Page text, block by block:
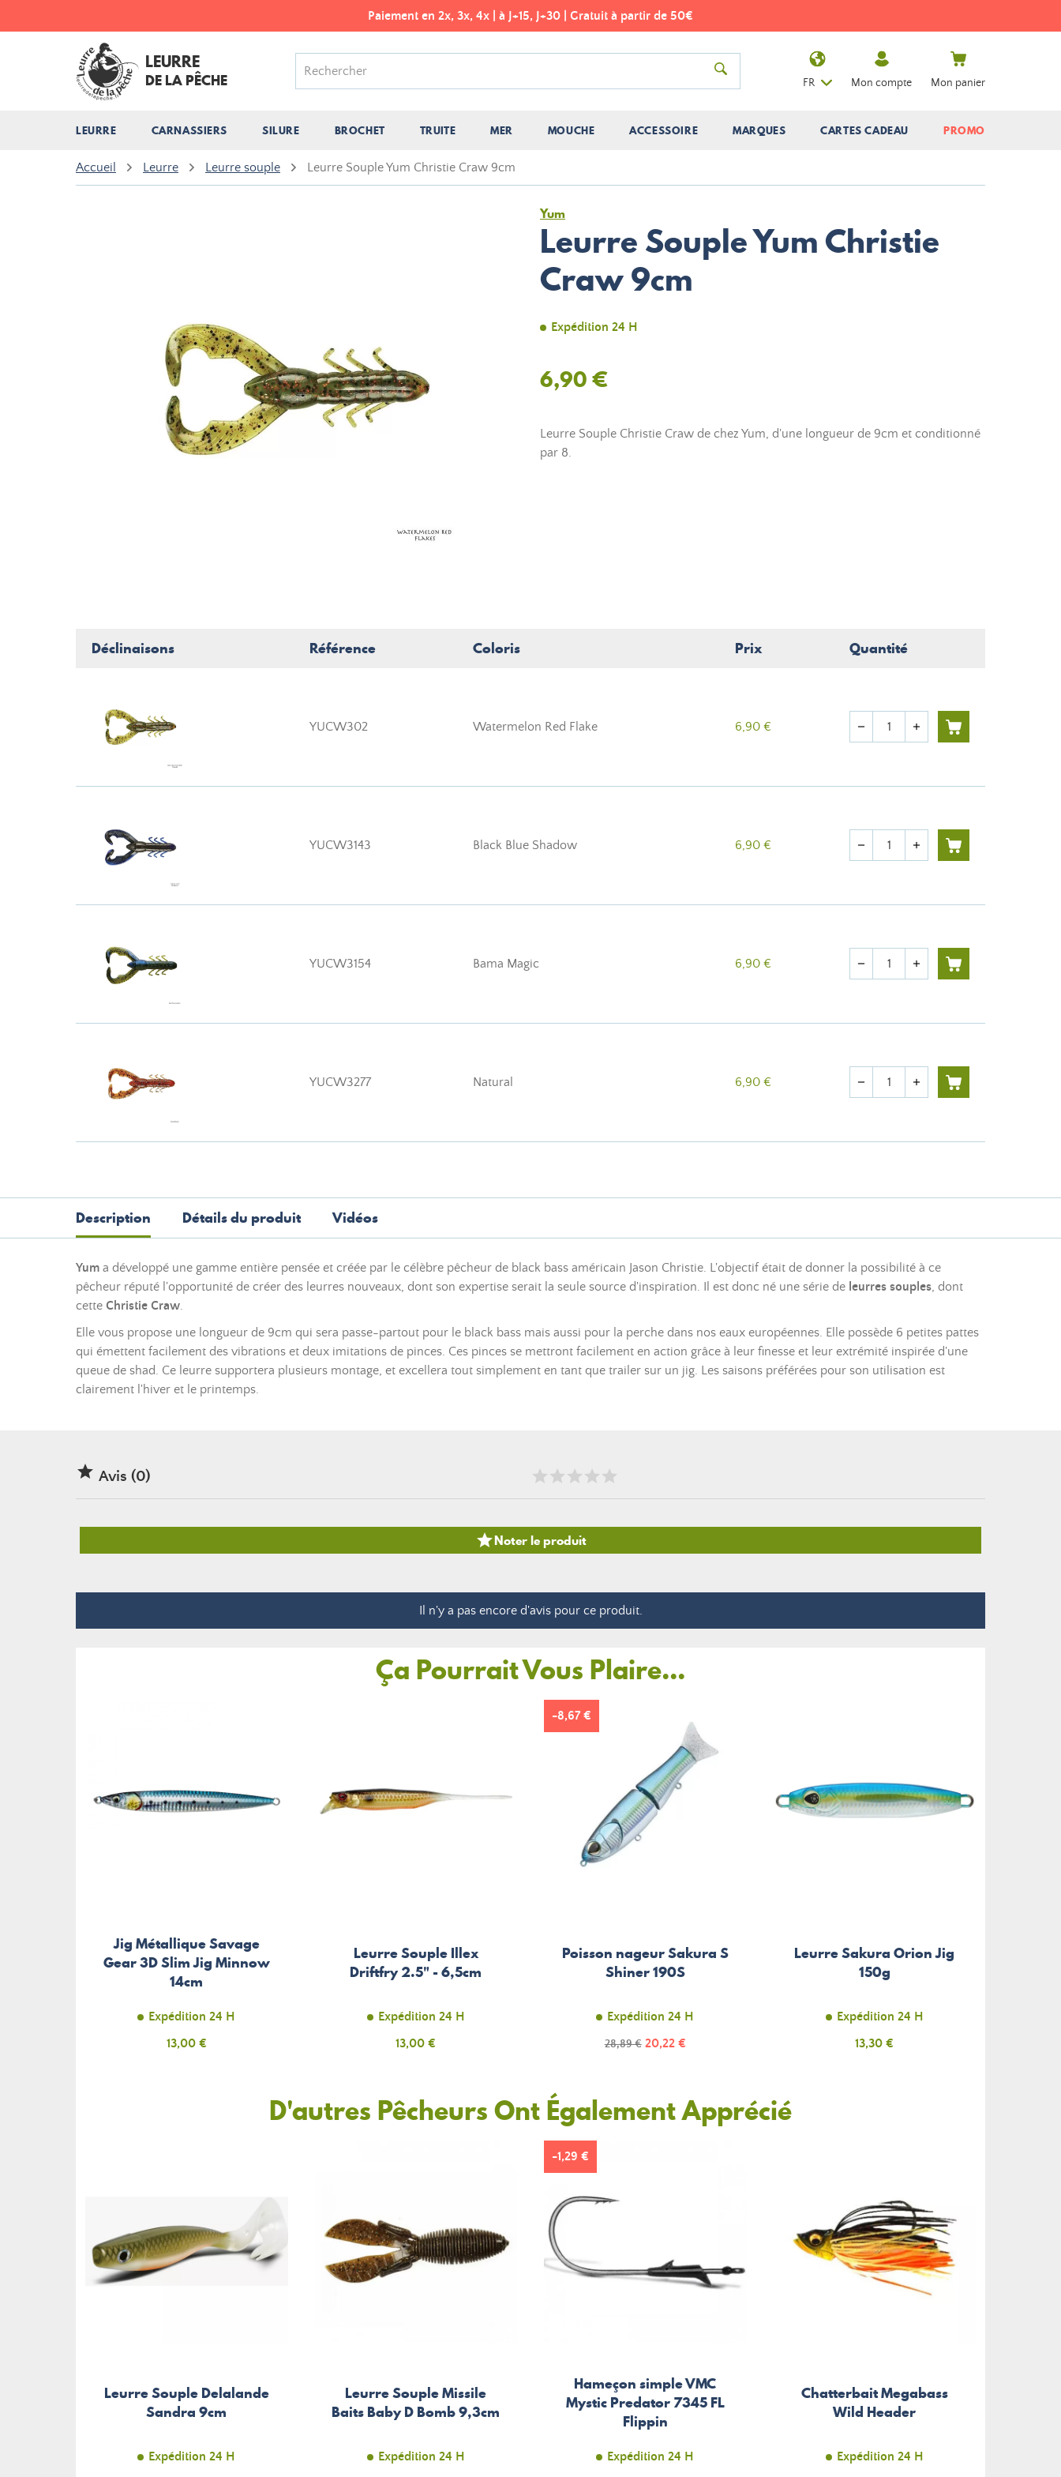
Paiement en 2x, 3x, 4x | à J+15, J+30 | Gratuit à partir de 50€
LEURRE
DE LA PÊCHE
LEURRE CARNASSIERS SILURE BROCHET TRUITE MER MOUCHE ACCESSOIRE MARQUES CARTES CADEAU PROMO
FR Mon compte Mon panier
Accueil Leurre Leurre souple Leurre Souple Yum Christie Craw 9cm
Yum
Leurre Souple Yum Christie
Craw 9cm
Expédition 24 H
6,90 €
Leurre Souple Christie Craw de chez Yum, d'une longueur de 9cm et conditionné
par 8.
Déclinaisons Référence Coloris Prix Quantité
YUCW302 Watermelon Red Flake 6,90 € Quantité
remove add
YUCW3143 Black Blue Shadow 6,90 € Quantité
remove add
YUCW3154 Bama Magic 6,90 € Quantité
remove add
YUCW3277 Natural 6,90 € Quantité
remove add
Description Détails du produit Vidéos
Yum a développé une gamme entière pensée et créée par le célèbre pêcheur de black bass américain Jason Christie. L'objectif était de donner la possibilité à ce
pêcheur réputé l'opportunité de créer des leurres nouveaux, dont son expertise serait la seule source d'inspiration. Il est donc né une série de leurres souples, dont
cette Christie Craw.
Elle vous propose une longueur de 9cm qui sera passe-partout pour le black bass mais aussi pour la perche dans nos eaux européennes. Elle possède 6 petites pattes
qui émettent facilement des vibrations et deux imitations de pinces. Ces pinces se mettront facilement en action grâce à leur finesse et leur extrémité inspirée d'une
queue de shad. Ce leurre supportera plusieurs montage, et excellera tout simplement en tant que trailer sur un jig. Les saisons préférées pour son utilisation est
clairement l'hiver et le printemps.
 Avis (0)
Noter le produit
Il n'y a pas encore d'avis pour ce produit.
Ça Pourrait Vous Plaire...
Jig Métallique Savage
Gear 3D Slim Jig Minnow
14cm
Expédition 24 H
Prix
13,00 €
Leurre Souple Illex
Driftfry 2.5" - 6,5cm
Expédition 24 H
Prix
13,00 €
Poisson nageur Sakura S
Shiner 190S
Expédition 24 H
Prix
28,89 € Prix
20,22 €
-8,67 €
Leurre Sakura Orion Jig
150g
Expédition 24 H
Prix
13,30 €
D'autres Pêcheurs Ont Également Apprécié
Leurre Souple Delalande
Sandra 9cm
Expédition 24 H
Leurre Souple Missile
Baits Baby D Bomb 9,3cm
Expédition 24 H
Hameçon simple VMC
Mystic Predator 7345 FL
Flippin
Expédition 24 H
-1,29 €
Chatterbait Megabass
Wild Header
Expédition 24 H